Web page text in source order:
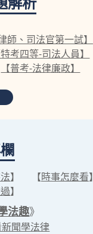
律師、司法官第一試】
特考四等-司法人員】
【普考-法律廉政】
】 【時事怎麼看】
】
法趣》
聞學法律